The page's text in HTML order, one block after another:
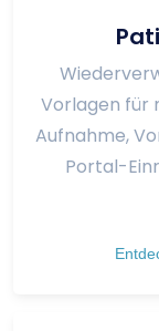
Vorlagen für
Aufnahme,
Portal-